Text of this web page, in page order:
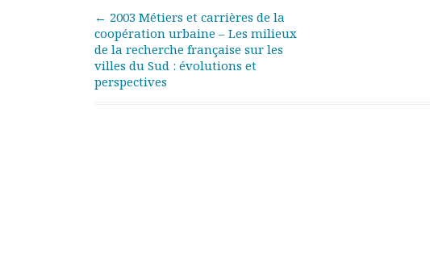
Publications et rapports
Post navigation
← 2003 Métiers et carrières de la
coopération urbaine – Les milieux
de la recherche française sur les
villes du Sud : évolutions et
perspectives